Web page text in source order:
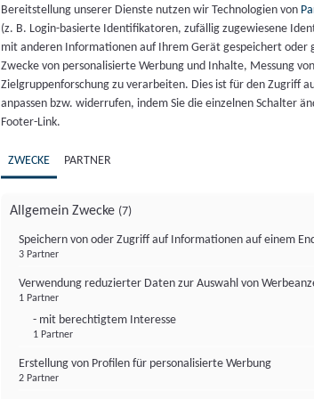
Bereitstellung unserer Dienste nutzen wir Technologien von
(z. B. Login-basierte Identifikatoren, zufällig zugewiesene
mit anderen Informationen auf Ihrem Gerät gespeichert oder
Zwecke von personalisierte Werbung und Inhalte, Messung
Zielgruppenforschung zu verarbeiten. Dies ist für den Zugriff
anpassen bzw. widerrufen, indem Sie die einzelnen Schalter
Footer-Link.
ZWECKE PARTNER
Allgemein Zwecke (7)
Speichern von oder Zugriff auf Informationen auf einem
3 Partner
Verwendung reduzierter Daten zur Auswahl von
1 Partner
- mit berechtigtem Interesse
1 Partner
Erstellung von Profilen für personalisierte Werbung
2 Partner